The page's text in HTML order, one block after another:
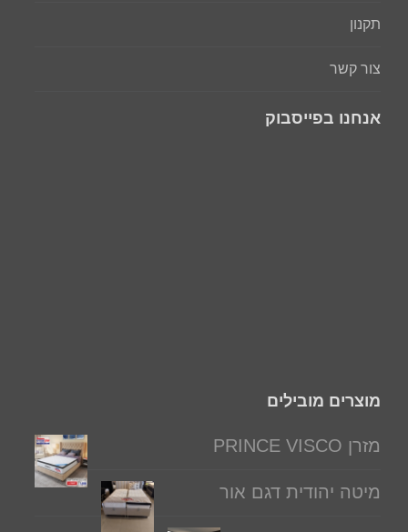
תקנון
צור קשר
אנחנו בפייסבוק
מוצרים מובילים
מזרן PRINCE VISCO
מיטה יהודית דגם אור